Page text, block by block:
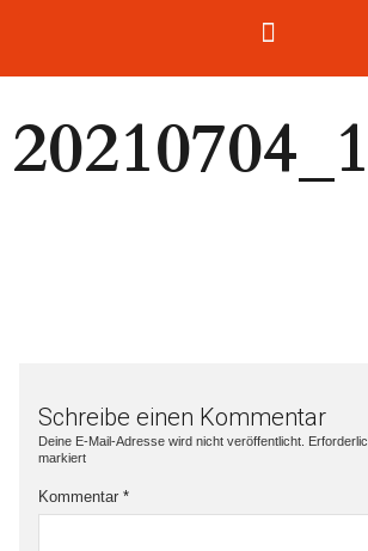
Schreibe einen Kommentar
Deine E-Mail-Adresse wird nicht veröffentlicht.
markiert
Kommentar *